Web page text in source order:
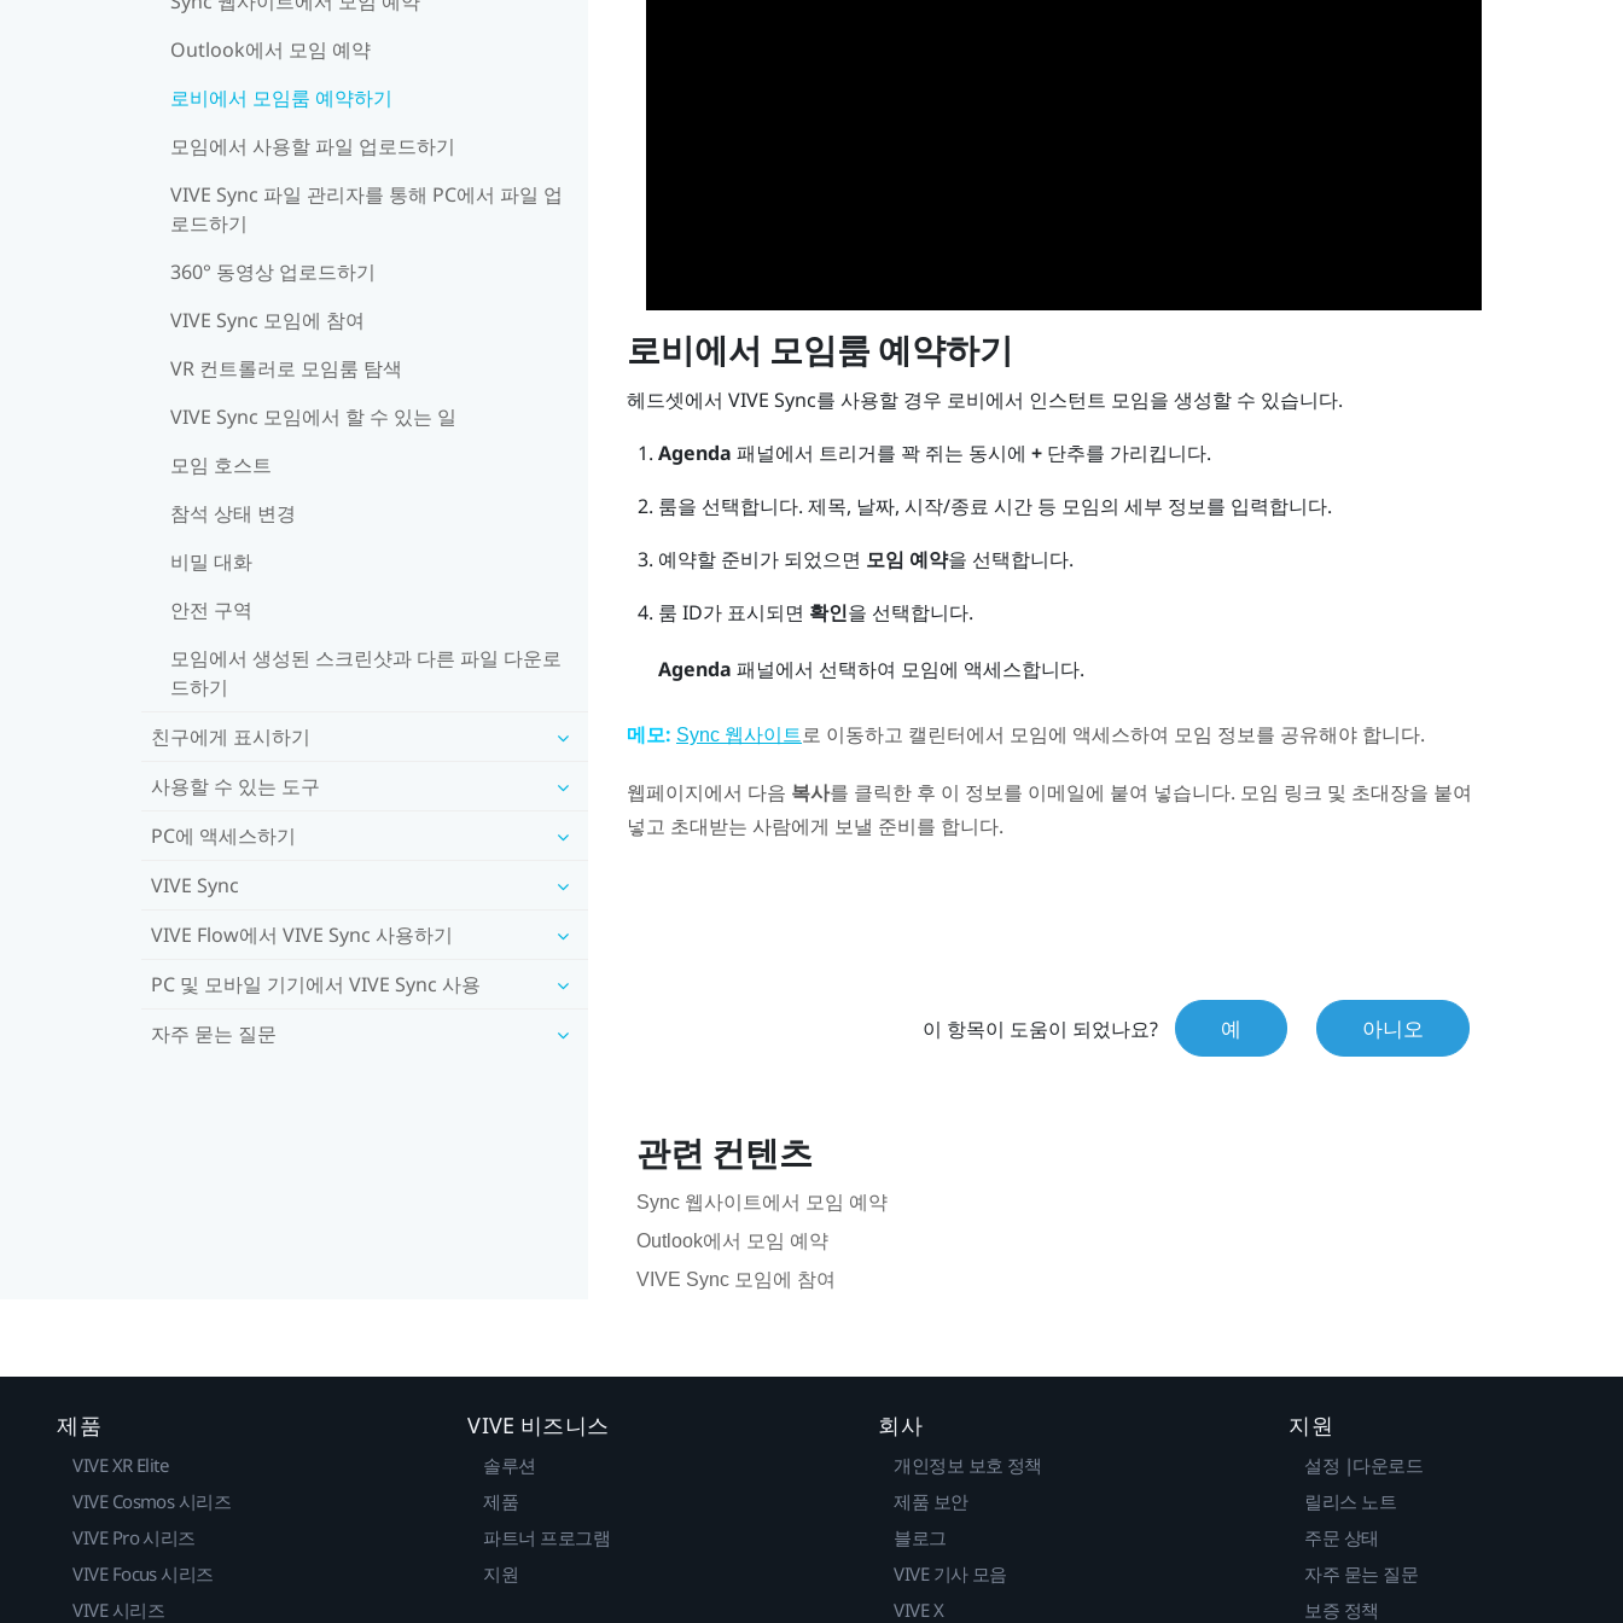
Outlook에서 모임 예약
로비에서 모임룸 예약하기
모임에서 사용할 파일 업로드하기
VIVE Sync 파일 관리자를 통해 PC에서 파일 업
로드하기
360° 동영상 업로드하기
VIVE Sync 모임에 참여
VR 컨트롤러로 모임룸 탐색
VIVE Sync 모임에서 할 수 있는 일
모임 호스트
참석 상태 변경
비밀 대화
안전 구역
모임에서 생성된 스크린샷과 다른 파일 다운로
드하기
친구에게 표시하기
사용할 수 있는 도구
PC에 액세스하기
VIVE Sync
VIVE Flow에서 VIVE Sync 사용하기
PC 및 모바일 기기에서 VIVE Sync 사용
자주 묻는 질문
로비에서 모임룸 예약하기
헤드셋에서 VIVE Sync를 사용할 경우 로비에서 인스턴트 모임을 생성할 수 있습니다.
Agenda 패널에서 트리거를 꽉 쥐는 동시에 +단추를 가리킵니다.
룸을 선택합니다. 제목, 날짜, 시작/종료 시간 등 모임의 세부 정보를 입력합니다.
예약할 준비가 되었으면 모임 예약을 선택합니다.
룸 ID가 표시되면 확인을 선택합니다.
Agenda 패널에서 선택하여 모임에 액세스합니다.
메모: Sync 웹사이트로 이동하고 캘린터에서 모임에 액세스하여 모임 정보를 공유해야 합니다.
웹페이지에서 다음 복사를 클릭한 후 이 정보를 이메일에 붙여 넣습니다. 모임 링크 및 초대장을 붙여
넣고 초대받는 사람에게 보낼 준비를 합니다.
이 항목이 도움이 되었나요? 예 아니오
관련 컨텐츠
Sync 웹사이트에서 모임 예약
Outlook에서 모임 예약
VIVE Sync 모임에 참여
제품
VIVE XR Elite
VIVE Cosmos 시리즈
VIVE Pro 시리즈
VIVE Focus 시리즈
VIVE 시리즈
VIVE 비즈니스
솔루션
제품
파트너 프로그램
지원
회사
개인정보 보호 정책
제품 보안
블로그
VIVE 기사 모음
VIVE X
지원
설정 |다운로드
릴리스 노트
주문 상태
자주 묻는 질문
보증 정책